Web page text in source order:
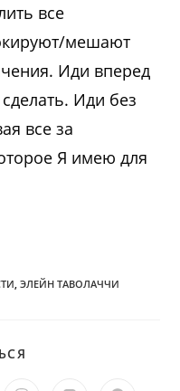
все
мешают
Иди вперед
Иди без
все за
Я имею для
ЭЛЕЙН ТАВОЛАЧЧИ